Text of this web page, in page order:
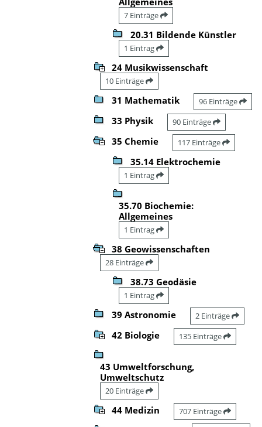
7 Einträge
20.31 Bildende Künstler
1 Eintrag
24 Musikwissenschaft
10 Einträge
31 Mathematik 96 Einträge
33 Physik 90 Einträge
35 Chemie 117 Einträge
35.14 Elektrochemie
1 Eintrag
35.70 Biochemie:
Allgemeines
1 Eintrag
38 Geowissenschaften
28 Einträge
38.73 Geodäsie
1 Eintrag
39 Astronomie 2 Einträge
42 Biologie 135 Einträge
43 Umweltforschung,
Umweltschutz
20 Einträge
44 Medizin 707 Einträge